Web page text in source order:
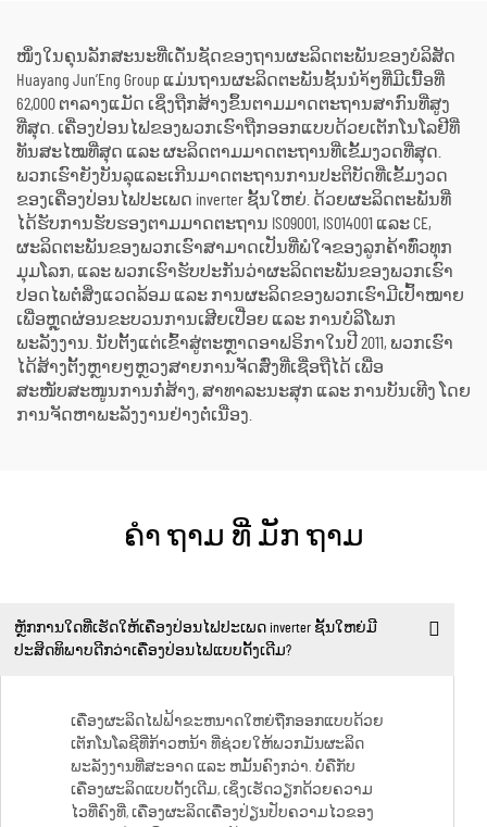
ໜຶ່ງໃນຄຸນລັກສະນະທີ່ເດັ່ນຊັດຂອງຖານຜະລິດຕະພັນຂອງບໍລິສັດ
Huayang Jun’Eng Group ແມ່ນຖານຜະລິດຕະພັນຊັ້ນນຳ້ໆທີ່ມີເນື້ອທີ່
62,000 ຕາລາງແມັດ ເຊິ່ງຖືກສ້າງຂຶ້ນຕາມມາດຕະຖານສາກົນທີ່ສູງ
ທີ່ສຸດ. ເຄື່ອງປ່ອນໄຟຂອງພວກເຮົາຖືກອອກແບບດ້ວຍເຕັກໂນໂລຢີທີ່
ທັນສະໄໝທີ່ສຸດ ແລະ ຜະລິດຕາມມາດຕະຖານທີ່ເຂັ້ມງວດທີ່ສຸດ.
ພວກເຮົາຍັງບັນລຸແລະເກີນມາດຕະຖານການປະຕິບັດທີ່ເຂັ້ມງວດ
ຂອງເຄື່ອງປ່ອນໄຟປະເພດ inverter ຊັ້ນໃຫຍ່. ດ້ວຍຜະລິດຕະພັນທີ່
ໄດ້ຮັບການຮັບຮອງຕາມມາດຕະຖານ ISO9001, ISO14001 ແລະ CE,
ຜະລິດຕະພັນຂອງພວກເຮົາສາມາດເປັນທີ່ພໍໃຈຂອງລູກຄ້າທົ່ວທຸກ
ມຸມໂລກ, ແລະ ພວກເຮົາຮັບປະກັນວ່າຜະລິດຕະພັນຂອງພວກເຮົາ
ປອດໄພຕໍ່ສິ່ງແວດລ້ອມ ແລະ ການຜະລິດຂອງພວກເຮົາມີເປົ້າໝາຍ
ເພື່ອຫຼຸດຜ່ອນຂະບວນການເສີຍເປື່ອຍ ແລະ ການບໍລິໂພກ
ພະລັງງານ. ນັບຕັ້ງແຕ່ເຂົ້າສູ່ຕະຫຼາດອາຟຣິກາໃນປີ 2011, ພວກເຮົາ
ໄດ້ສ້າງຕັ້ງຫຼາຍໆຫຼວງສາຍການຈັດສົ່ງທີ່ເຊື່ອຖືໄດ້ ເພື່ອ
ສະໜັບສະໜູນການກໍ່ສ້າງ, ສາທາລະນະສຸກ ແລະ ການບັນເທີງ ໂດຍ
ການຈັດຫາພະລັງງານຢ່າງຕໍ່ເນື່ອງ.
ຄໍາ ຖາມ ທີ່ ມັກ ຖາມ
ຫຼັກການໃດທີ່ເຮັດໃຫ້ເຄື່ອງປ່ອນໄຟປະເພດ inverter ຊັ້ນໃຫຍ່ມີ
ປະສິດທິພາບດີກວ່າເຄື່ອງປ່ອນໄຟແບບດັ້ງເດີມ?
ເຄື່ອງຜະລິດໄຟຟ້າຂະຫນາດໃຫຍ່ຖືກອອກແບບດ້ວຍ
ເຕັກໂນໂລຊີທີ່ກ້າວຫນ້າ ທີ່ຊ່ວຍໃຫ້ພວກມັນຜະລິດ
ພະລັງງານທີ່ສະອາດ ແລະ ຫມັ້ນຄົງກວ່າ. ບໍ່ຄືກັບ
ເຄື່ອງຜະລິດແບບດັ້ງເດີມ, ເຊິ່ງເຮັດວຽກດ້ວຍຄວາມ
ໄວທີ່ຄົງທີ່, ເຄື່ອງຜະລິດເຄື່ອງປ່ຽນປັບຄວາມໄວຂອງ